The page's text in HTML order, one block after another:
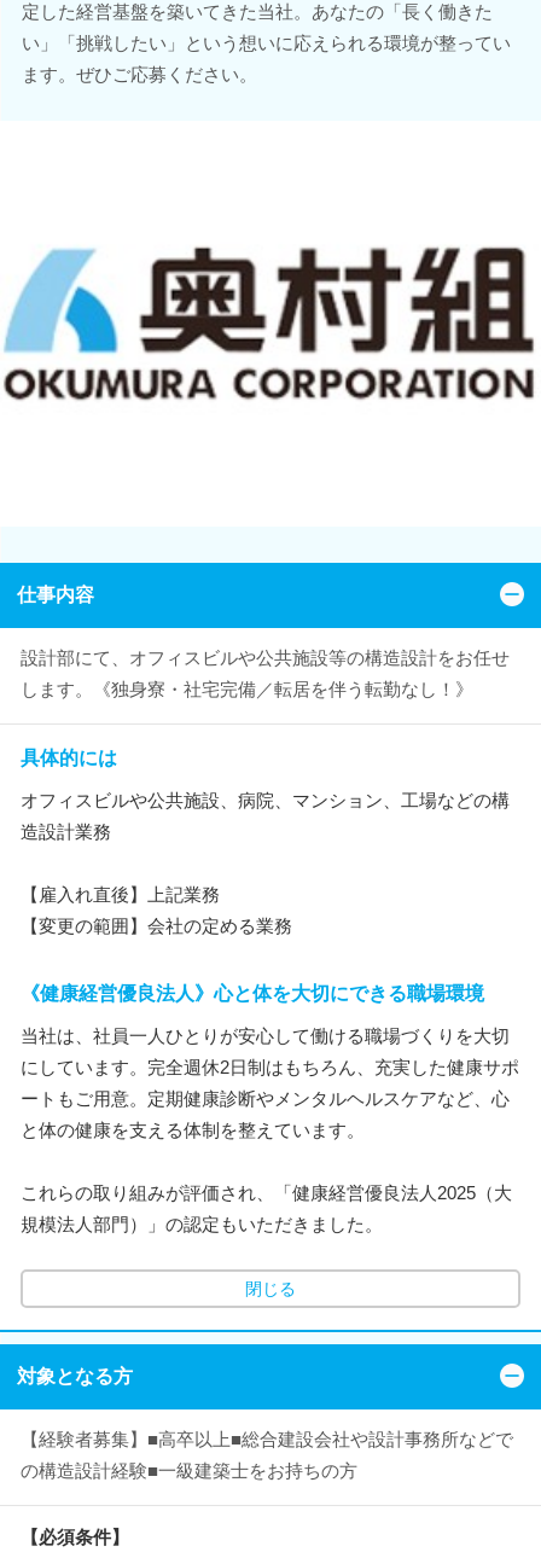
定した経営基盤を築いてきた当社。あなたの「長く働きた
い」「挑戦したい」という想いに応えられる環境が整ってい
ます。ぜひご応募ください。
仕事内容
設計部にて、オフィスビルや公共施設等の構造設計をお任せ
します。《独身寮・社宅完備／転居を伴う転勤なし！》
具体的には
オフィスビルや公共施設、病院、マンション、工場などの構
造設計業務
【雇入れ直後】上記業務
【変更の範囲】会社の定める業務
《健康経営優良法人》心と体を大切にできる職場環境
当社は、社員一人ひとりが安心して働ける職場づくりを大切
にしています。完全週休2日制はもちろん、充実した健康サポ
ートもご用意。定期健康診断やメンタルヘルスケアなど、心
と体の健康を支える体制を整えています。
これらの取り組みが評価され、「健康経営優良法人2025（大
規模法人部門）」の認定もいただきました。
閉じる
対象となる方
【経験者募集】■高卒以上■総合建設会社や設計事務所などで
の構造設計経験■一級建築士をお持ちの方
【必須条件】